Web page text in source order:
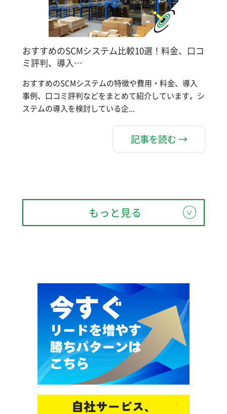
おすすめのSCMシステム比較10選！料金、口コ
ミ評判、導入…
おすすめのSCMシステムの特徴や費用・料金、導入
事例、口コミ評判などをまとめて紹介しています。シ
ステムの導入を検討している企...
記事を読む →
もっと見る